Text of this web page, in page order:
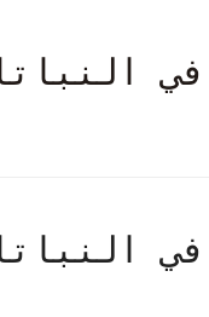
في
في